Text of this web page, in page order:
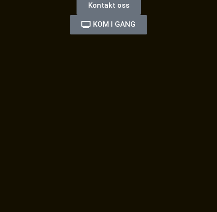
Kontakt oss
KOM I GANG